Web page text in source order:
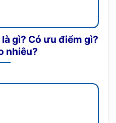
gì? Có ưu điểm gì?
nhiêu?